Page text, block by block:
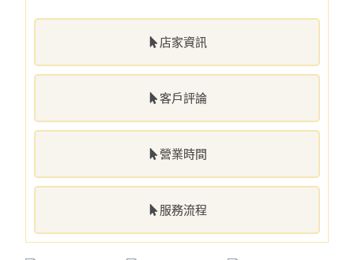
店家資訊
客戶評論
營業時間
服務流程